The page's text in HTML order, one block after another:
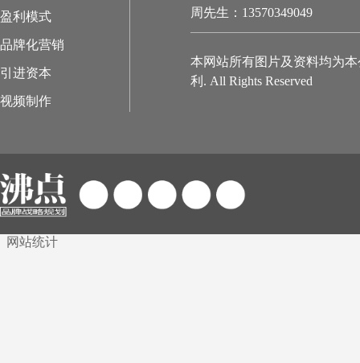
盈利模式
品牌化营销
引进资本
视频制作
周先生：13570349049
本网站所有图片及资料均为
利. All Rights Reserved
网站统计